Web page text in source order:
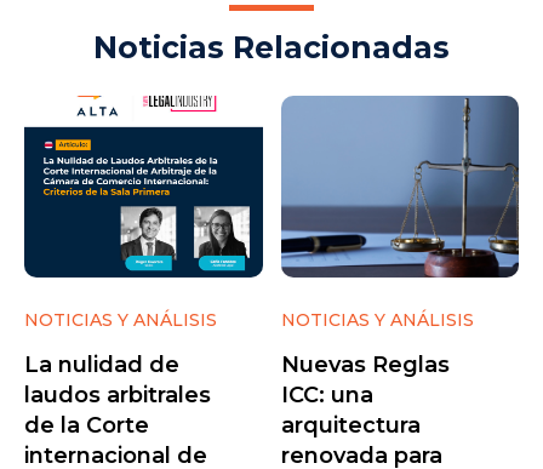
Noticias Relacionadas
NOTICIAS Y ANÁLISIS
La nulidad de
laudos arbitrales
de la Corte
internacional de
NOTICIAS Y ANÁLISIS
Nuevas Reglas
ICC: una
arquitectura
renovada para